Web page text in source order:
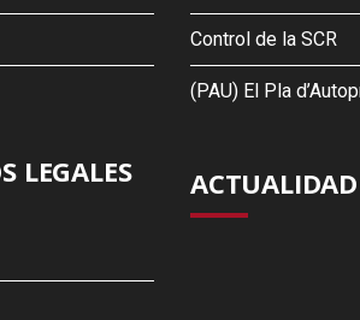
LEGALES
Control de la SCR
(PAU) El Pla
ACTUALIDAD